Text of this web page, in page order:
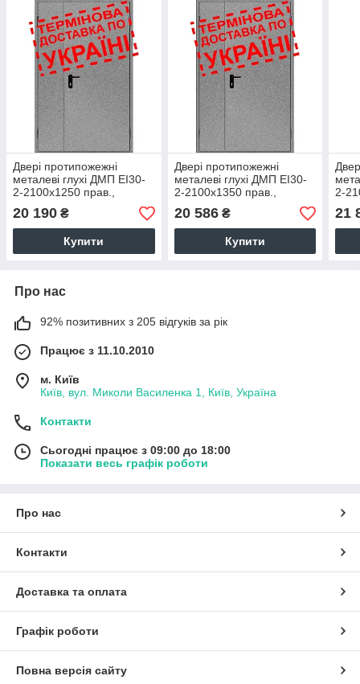
Двері протипожежні
металеві глухі ДМП ЕІ30-
2-2100х1250 прав.,
ЄвроСтандарт
20 190 ₴
Купити
Двері протипожежні
металеві глухі ДМП ЕІ30-
2-2100х1350 прав.,
ЄвроСтандарт
20 586₴
Купити
2-
21
Про нас
92% позитивних з 205 відгуків за рік
Працює з 11.10.2010
м. Київ
Київ, вул. Миколи Василенка 1, Київ, Україна
Контакти
Сьогодні працює з 09:00 до 18:00
Показати весь графік роботи
Про нас
Контакти
Доставка та оплата
Графік роботи
Повна версія сайту